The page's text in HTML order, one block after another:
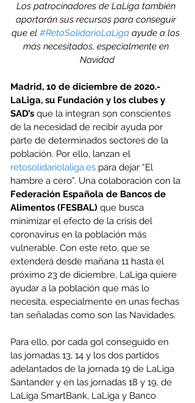
Los patrocinadores de LaLiga también
aportarán sus recursos para conseguir
que el #RetoSolidarioLaLiga ayude a los
más necesitados, especialmente en
Navidad
Madrid, 10 de diciembre de 2020.-
LaLiga, su Fundación y los clubes y
SAD’s que la integran son conscientes
de la necesidad de recibir ayuda por
parte de determinados sectores de la
población. Por ello, lanzan el
retosolidariolaliga.es para dejar “El
hambre a cero”. Una colaboración con la
Federación Española de Bancos de
Alimentos (FESBAL) que busca
minimizar el efecto de la crisis del
coronavirus en la población más
vulnerable. Con este reto, que se
extenderá desde mañana 11 hasta el
próximo 23 de diciembre, LaLiga quiere
ayudar a la población que más lo
necesita, especialmente en unas fechas
tan señaladas como son las Navidades.
Para ello, por cada gol conseguido en
las jornadas 13, 14 y los dos partidos
adelantados de la jornada 19 de LaLiga
Santander y en las jornadas 18 y 19, de
LaLiga SmartBank, LaLiga y Banco